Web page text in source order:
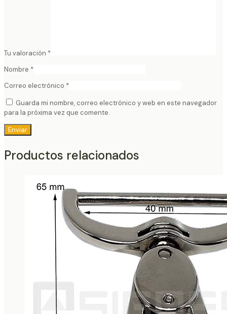
Tu valoración *
Nombre *
Correo electrónico *
Guarda mi nombre, correo electrónico y web en este navegador
para la próxima vez que comente.
Productos relacionados